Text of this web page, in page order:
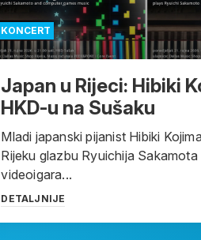
KONCERT
Japan u Rijeci: Hibiki
HKD-u na Sušaku
Mladi japanski pijanist Hibiki
Rijeku glazbu Ryuichija Sakamota
videoigara...
DETALJNIJE